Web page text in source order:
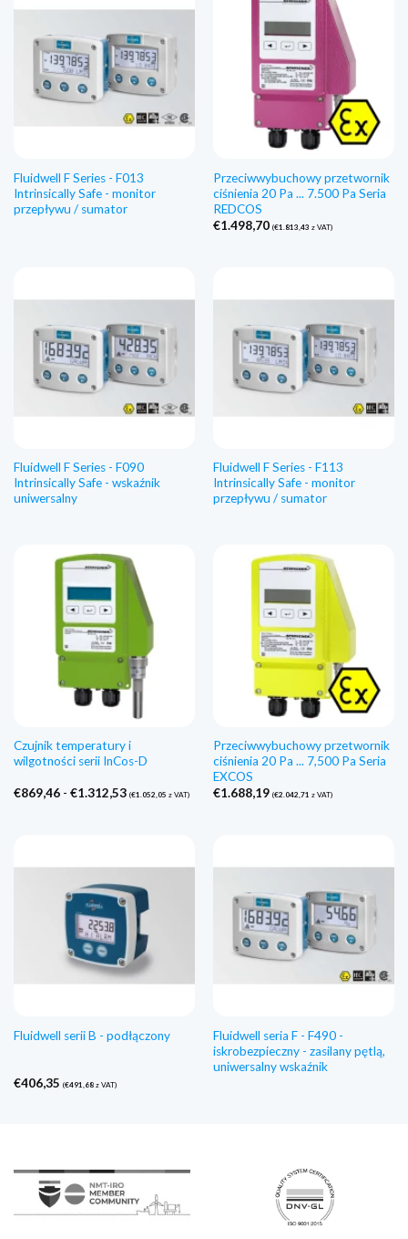
Fluidwell F Series - F013
Intrinsically Safe - monitor
przepływu / sumator
Przeciwwybuchowy przetwornik
ciśnienia 20 Pa ... 7.500 Pa Seria
REDCOS
€1.498,70 (€1.813,43 z VAT)
Fluidwell F Series - F090
Intrinsically Safe - wskaźnik
uniwersalny
Fluidwell F Series - F113
Intrinsically Safe - monitor
przepływu / sumator
Czujnik temperatury i
wilgotności serii InCos-D
€869,46 - €1.312,53Zakres
(€1.052,05 z VAT)
Przeciwwybuchowy przetwornik
ciśnienia 20 Pa ... 7,500 Pa Seria
EXCOS
€1.688,19 (€2.042,71 z VAT)
Fluidwell serii B - podłączony
€406,35 (€491,68z VAT)
Fluidwell seria F - F490 -
iskrobezpieczny - zasilany pętlą,
uniwersalny wskaźnik